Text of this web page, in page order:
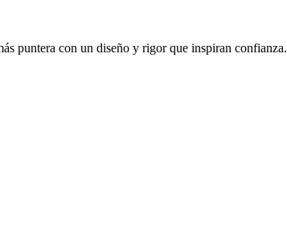
puntera con un diseño y rigor que inspiran confianza.